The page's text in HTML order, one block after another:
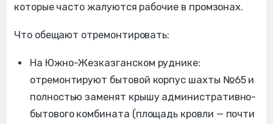
которые часто жалуются рабочие в промзонах.
Что обещают отремонтировать:
На Южно-Жезказганском руднике:
отремонтируют бытовой корпус шахты №65 и
полностью заменят крышу административно-
бытового комбината (площадь кровли — почти